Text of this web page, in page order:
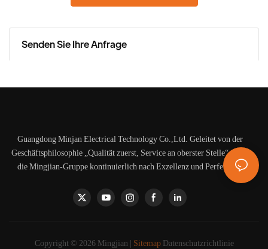
Senden Sie Ihre Anfrage
Guangdong Minjan Electrical Technology Co.,Ltd. Geleitet von der
Geschäftsphilosophie „Qualität zuerst, Service an oberster Stelle“ strebt
die Mingjian-Gruppe kontinuierlich nach Exzellenz und Perfektion.
Copyright © 2026 Mingjian | Sitemap Datenschutzrichtlinie